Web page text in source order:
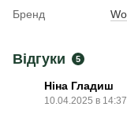
Бренд
Відгуки 5
Ніна Гладиш
10.04.2025 в 14:37